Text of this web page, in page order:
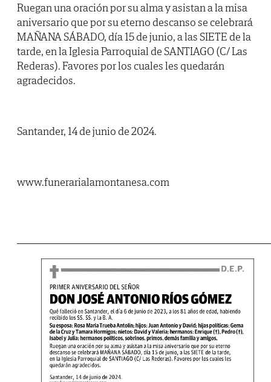
Ruegan una oración por su alma y asistan a la misa
aniversario que por su eterno descanso se celebrará
MAÑANA SÁBADO, día 15 de junio, a las SIETE de la
tarde, en la Iglesia Parroquial de SANTIAGO (C/ Las
Rederas). Favores por los cuales les quedarán
agradecidos.
Santander, 14 de junio de 2024.
www.funerarialamontanesa.com